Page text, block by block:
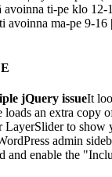
ti-pe klo 12-
avoinna ma-pe 9-16 |
jQuery issueIt
loads an extra copy
LayerSlider to show
admin
and enable the